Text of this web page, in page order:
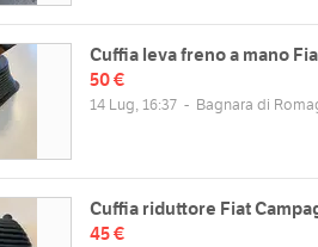
Cuffia leva freno a mano
50 €
14 Lug, 16:37 - Bagnara di
Cuffia riduttore Fiat
45 €